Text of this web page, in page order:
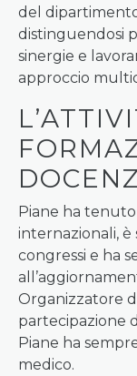
del
distinguendosi
sinergie e
approccio
Piane ha
internazionali,
congressi e ha
Organizzatore
partecipazione
Piane ha
medico.